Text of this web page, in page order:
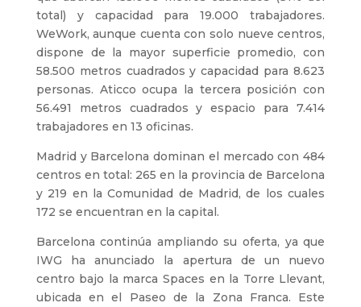
total) y capacidad para 19.000 trabajadores.
WeWork, aunque cuenta con solo nueve centros,
dispone de la mayor superficie promedio, con
58.500 metros cuadrados y capacidad para 8.623
personas. Aticco ocupa la tercera posición con
56.491 metros cuadrados y espacio para 7.414
trabajadores en 13 oficinas.
Madrid y Barcelona dominan el mercado con 484
centros en total: 265 en la provincia de Barcelona
y 219 en la Comunidad de Madrid, de los cuales
172 se encuentran en la capital.
Barcelona continúa ampliando su oferta, ya que
IWG ha anunciado la apertura de un nuevo
centro bajo la marca Spaces en la Torre Llevant,
ubicada en el Paseo de la Zona Franca. Este